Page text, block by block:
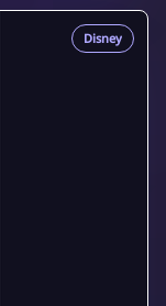
Disney